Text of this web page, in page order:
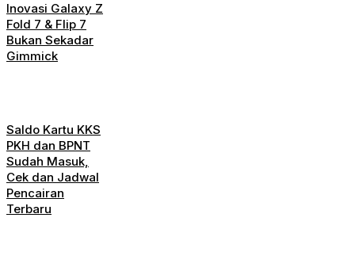
Inovasi Galaxy Z
Fold 7 & Flip 7
Bukan Sekadar
Gimmick
Saldo Kartu KKS
PKH dan BPNT
Sudah Masuk,
Cek dan Jadwal
Pencairan
Terbaru